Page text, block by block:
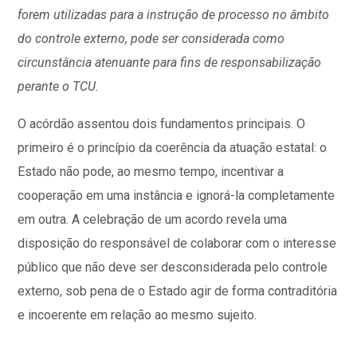
forem utilizadas para a instrução de processo no âmbito
do controle externo, pode ser considerada como
circunstância atenuante para fins de responsabilização
perante o TCU.
O acórdão assentou dois fundamentos principais. O
primeiro é o princípio da coerência da atuação estatal: o
Estado não pode, ao mesmo tempo, incentivar a
cooperação em uma instância e ignorá-la completamente
em outra. A celebração de um acordo revela uma
disposição do responsável de colaborar com o interesse
público que não deve ser desconsiderada pelo controle
externo, sob pena de o Estado agir de forma contraditória
e incoerente em relação ao mesmo sujeito.